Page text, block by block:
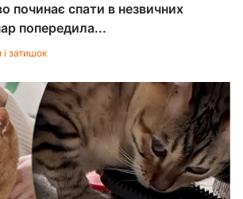
починає спати в незвичних
попередила...
і затишок